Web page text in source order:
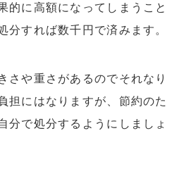
的に高額になってしまうこと
分すれば数千円で済みます。
さや重さがあるのでそれなり
担にはなりますが、節約のた
分で処分するようにしましょ